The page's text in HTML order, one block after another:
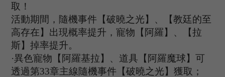
取！
活動期間，隨機事件【破曉之光】、【教廷的至
高存在】出現概率提升，寵物【阿羅】、【拉
斯】掉率提升。
·異色寵物【阿羅基拉】、道具【阿羅魔球】可
透過第33章主線隨機事件【破曉之光】獲取；